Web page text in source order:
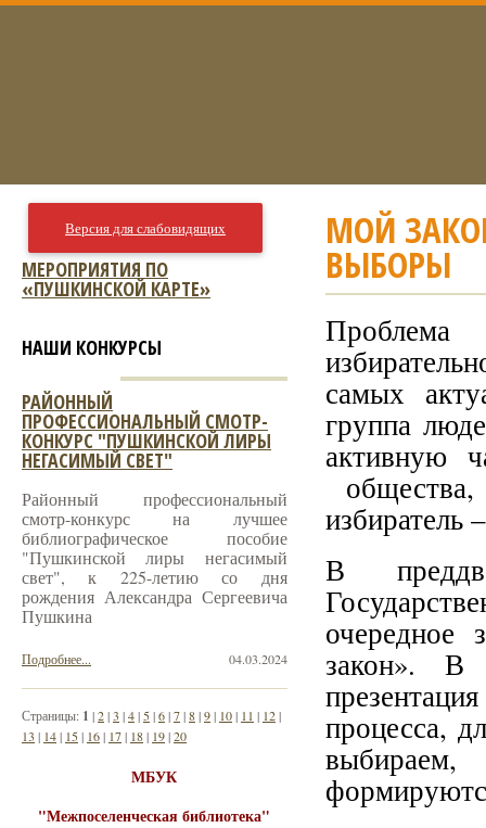
МОЙ
ВЫБОРЫ
самых
группа
активную
избиратель
В
очередное
закон». В
процесса,
Версия для слабовидящих
МЕРОПРИЯТИЯ ПО
«ПУШКИНСКОЙ КАРТЕ»
НАШИ КОНКУРСЫ
РАЙОННЫЙ
ПРОФЕССИОНАЛЬНЫЙ СМОТР-
КОНКУРС "ПУШКИНСКОЙ ЛИРЫ
НЕГАСИМЫЙ СВЕТ"
Районный профессиональный
смотр-конкурс на лучшее
библиографическое пособие
"Пушкинской лиры негасимый
свет", к 225-летию со дня
рождения Александра Сергеевича
Пушкина
04.03.2024
Подробнее...
Страницы: 1 |2|3 |4| 5|6|7|8|9| 10| 11 | 12|
13 | 14| 15| 16| 17| 18| 19|20
МБУК
"Межпоселенческая библиотека"